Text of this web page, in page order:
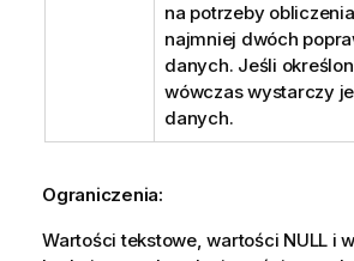
na potrzeby
najmniej dwóch
danych. Jeśli
wówczas wystarczy
danych.
Ograniczenia:
Wartości tekstowe, wartości NULL i